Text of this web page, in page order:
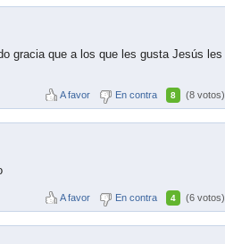
gracia que a los que les gusta Jesús les
A favor En contra 8 (8 votos)
A favor En contra 4 (6 votos)